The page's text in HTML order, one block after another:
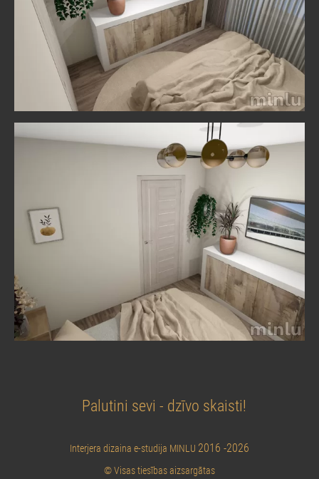
Palutini sevi - dzīvo skaisti!
Interjera dizaina e-studija MINLU 2016 -2026
© Visas tiesības aizsargātas